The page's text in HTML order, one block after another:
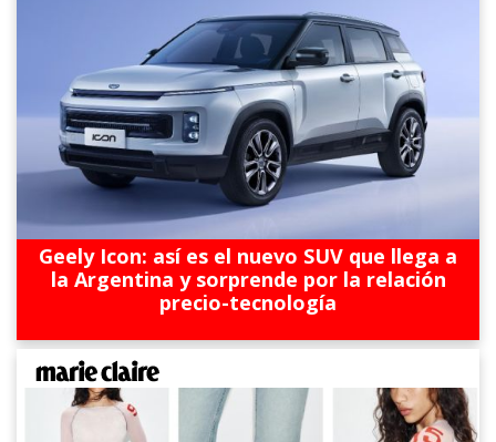
Geely Icon: así es el nuevo SUV que llega a
la Argentina y sorprende por la relación
precio-tecnología